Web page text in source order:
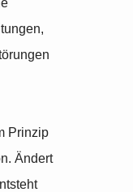
Prinzip
Ändert